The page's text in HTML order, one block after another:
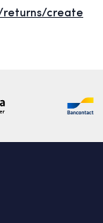
returns/create